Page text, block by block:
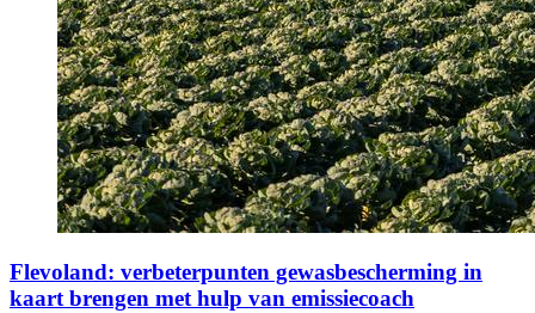
Flevoland: verbeterpunten gewasbescherming in
kaart brengen met hulp van emissiecoach